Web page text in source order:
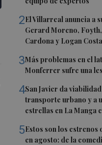
2El Villarreal anuncia a
Gerard Moreno, Foyth,
Cardona y Logan Costa
3Más problemas en el
Monferrer sufre una
4San Javier da
transporte urbano y a
estrellas en La Manga
5Estos son los
en agosto: de la